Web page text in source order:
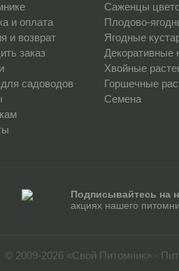
и оплата
и возврат
заказ
садоводов
Саженцы
Плодово-
Ягодные
Декоративные
Хвойные
Горшечные
Семена
Подписывайтесь на
акциях нашего
© 2009-2026 «Свой Питомник» -